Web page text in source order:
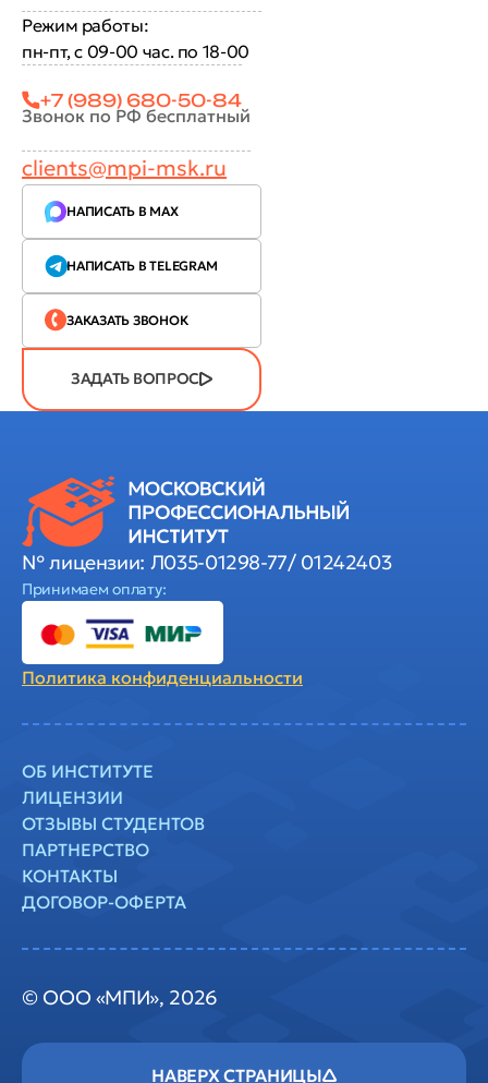
Режим работы:
пн-пт, с 09-00 час. по 18-00
+7 (989) 680-50-84
Звонок по РФ бесплатный
clients@mpi-msk.ru
НАПИСАТЬ В MAX
НАПИСАТЬ В TELEGRAM
ЗАКАЗАТЬ ЗВОНОК
ЗАДАТЬ ВОПРОС
№ лицензии: Л035-01298-77/ 01242403
Принимаем оплату:
Политика конфиденциальности
© ООО «МПИ», 2026
ОБ ИНСТИТУТЕ
ЛИЦЕНЗИИ
ОТЗЫВЫ СТУДЕНТОВ
ПАРТНЕРСТВО
КОНТАКТЫ
ДОГОВОР-ОФЕРТА